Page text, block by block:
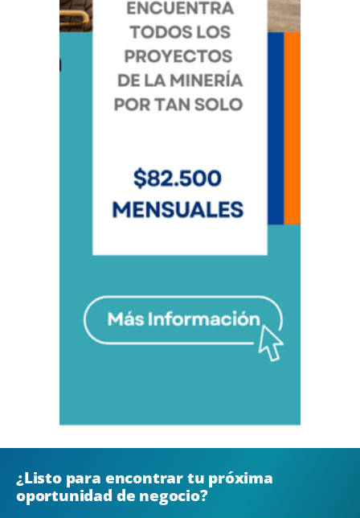
¿Listo para encontrar tu próxima
oportunidad de negocio?